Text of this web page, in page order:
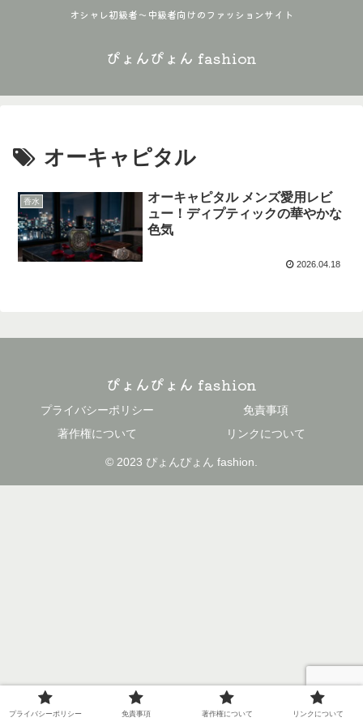
オシャレ初級者〜中級者向けのファッションサイト
ぴょんぴょん fashion
オーキャピタル
香水
オーキャピタル メンズ愛用レビ
ュー！ディプティックの華やかな
色気
2026.04.18
ぴょんぴょん fashion
プライバシーポリシー
免責事項
著作権について
リンクについて
© 2023 ぴょんぴょん fashion.
プライバシーポリシー 免責事項 著作権について リンクについて